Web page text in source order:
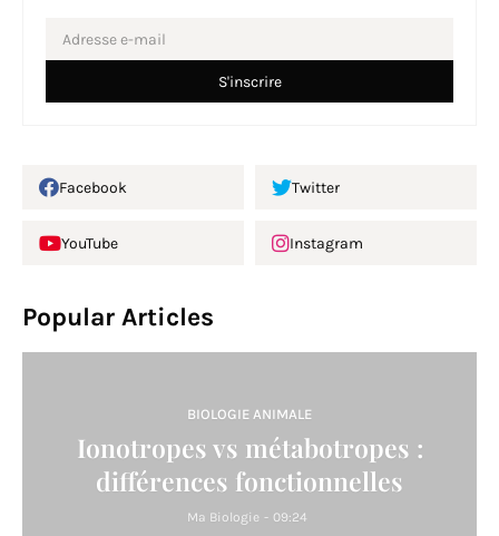
Facebook Twitter
YouTube Instagram
Popular Articles
BIOLOGIE ANIMALE
Ionotropes vs métabotropes :
différences fonctionnelles
Ma Biologie - 09:24